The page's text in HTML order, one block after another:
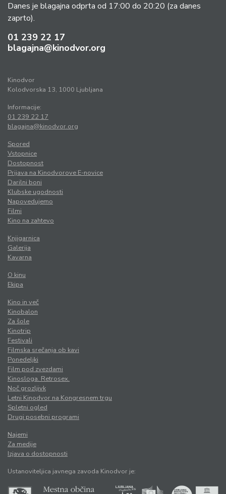
Danes je blagajna odprta od 17:00 do 20:20 (za danes
zaprto).
01 239 22 17
blagajna@kinodvor.org
Kinodvor
Kolodvorska 13, 1000 Ljubljana
Informacije:
01 239 22 17
blagajna@kinodvor.org
Spored
Vstopnice
Dostopnost
Prijava na Kinodvorove E-novice
Darilni boni
Klubske ugodnosti
Napovedujemo
Filmi
Kino na zahtevo
Knjigarnica
Galerija
Kavarna
O kinu
Ekipa
Kino in več
Kinobalon
Za šole
Kinotrip
Festivali
Filmska srečanja ob kavi
Ponedeljki
Film pod zvezdami
Kinosloga. Retrosex.
Noč grozljivk
Letni Kinodvor na Kongresnem trgu
Spletni ogled
Drugi posebni programi
Najemi
Za medije
Izjava o dostopnosti
Ustanoviteljica javnega zavoda Kinodvor je: